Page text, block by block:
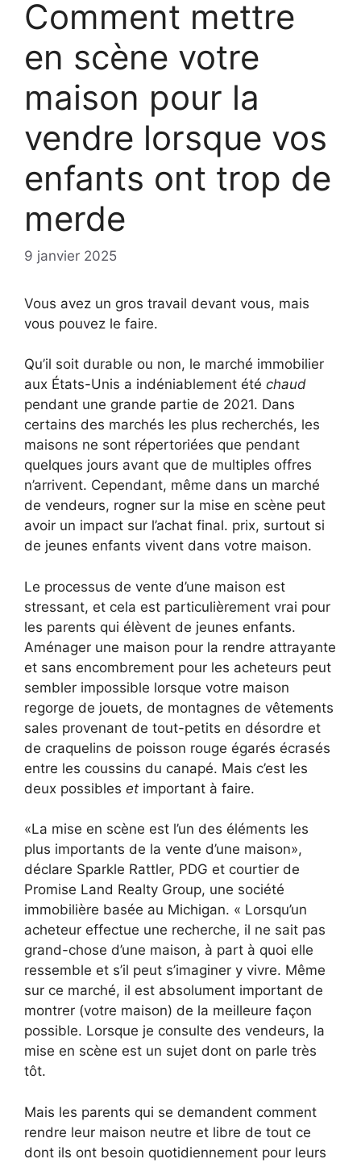
Comment mettre
en scène votre
maison pour la
vendre lorsque vos
enfants ont trop de
merde
9 janvier 2025
Vous avez un gros travail devant vous, mais
vous pouvez le faire.
Qu’il soit durable ou non, le marché immobilier
aux États-Unis a indéniablement été chaud
pendant une grande partie de 2021. Dans
certains des marchés les plus recherchés, les
maisons ne sont répertoriées que pendant
quelques jours avant que de multiples offres
n’arrivent. Cependant, même dans un marché
de vendeurs, rogner sur la mise en scène peut
avoir un impact sur l’achat final. prix, surtout si
de jeunes enfants vivent dans votre maison.
Le processus de vente d’une maison est
stressant, et cela est particulièrement vrai pour
les parents qui élèvent de jeunes enfants.
Aménager une maison pour la rendre attrayante
et sans encombrement pour les acheteurs peut
sembler impossible lorsque votre maison
regorge de jouets, de montagnes de vêtements
sales provenant de tout-petits en désordre et
de craquelins de poisson rouge égarés écrasés
entre les coussins du canapé. Mais c’est les
deux possibles et important à faire.
«La mise en scène est l’un des éléments les
plus importants de la vente d’une maison»,
déclare Sparkle Rattler, PDG et courtier de
Promise Land Realty Group, une société
immobilière basée au Michigan. « Lorsqu’un
acheteur effectue une recherche, il ne sait pas
grand-chose d’une maison, à part à quoi elle
ressemble et s’il peut s’imaginer y vivre. Même
sur ce marché, il est absolument important de
montrer (votre maison) de la meilleure façon
possible. Lorsque je consulte des vendeurs, la
mise en scène est un sujet dont on parle très
tôt.
Mais les parents qui se demandent comment
rendre leur maison neutre et libre de tout ce
dont ils ont besoin quotidiennement pour leurs